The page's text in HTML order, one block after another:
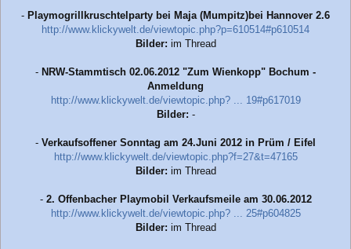
- Playmogrillkruschtelparty bei Maja (Mumpitz)bei Hannover 2.6
http://www.klickywelt.de/viewtopic.php?p=610514#p610514
Bilder: im Thread
- NRW-Stammtisch 02.06.2012 "Zum Wienkopp" Bochum -
Anmeldung
http://www.klickywelt.de/viewtopic.php? ... 19#p617019
Bilder: -
- Verkaufsoffener Sonntag am 24.Juni 2012 in Prüm / Eifel
http://www.klickywelt.de/viewtopic.php?f=27&t=47165
Bilder: im Thread
- 2. Offenbacher Playmobil Verkaufsmeile am 30.06.2012
http://www.klickywelt.de/viewtopic.php? ... 25#p604825
Bilder: im Thread